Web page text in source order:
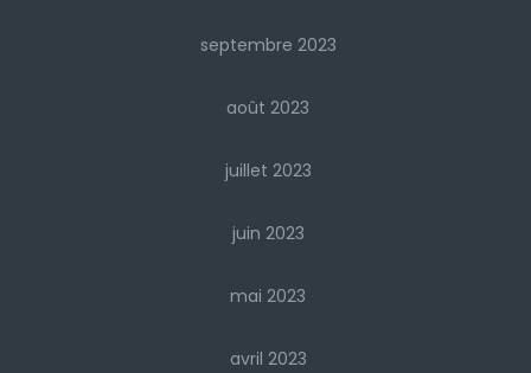
septembre 2023
août 2023
juillet 2023
juin 2023
mai 2023
avril 2023